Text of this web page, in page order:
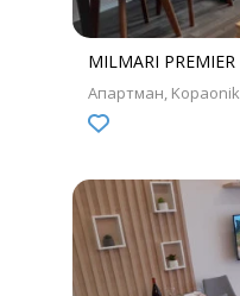
MILMARI PREMIER
Апартман Kopaonik